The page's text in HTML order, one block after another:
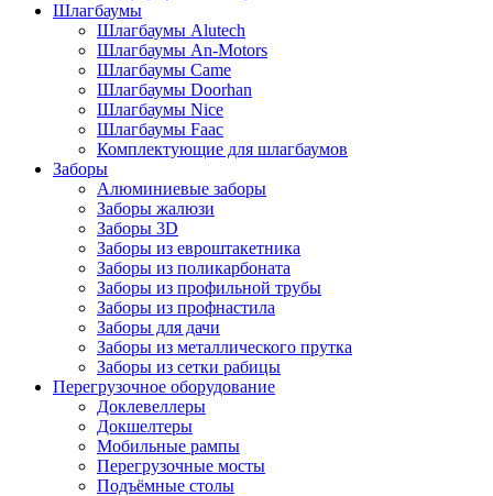
Шлагбаумы
Шлагбаумы Alutech
Шлагбаумы An-Motors
Шлагбаумы Came
Шлагбаумы Doorhan
Шлагбаумы Nice
Шлагбаумы Faac
Комплектующие для шлагбаумов
Заборы
Алюминиевые заборы
Заборы жалюзи
Заборы 3D
Заборы из евроштакетника
Заборы из поликарбоната
Заборы из профильной трубы
Заборы из профнастила
Заборы для дачи
Заборы из металлического прутка
Заборы из сетки рабицы
Перегрузочное оборудование
Доклевеллеры
Докшелтеры
Мобильные рампы
Перегрузочные мосты
Подъёмные столы